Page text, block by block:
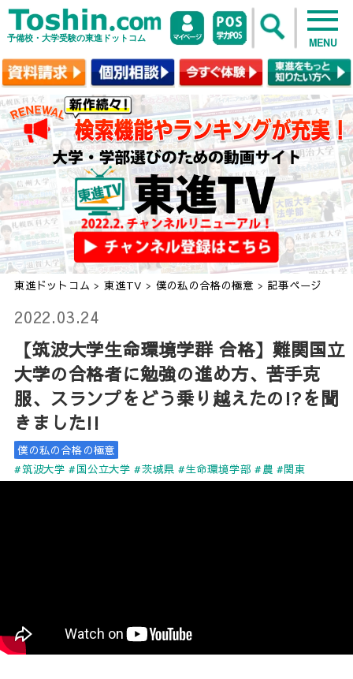
予備校・大学受験の東進ドットコム MENU
東進ドットコム > 東進TV > 僕の私の合格の極意 > 記事ページ
2022.03.24
【筑波大学生命環境学群 合格】難関国立
大学の合格者に勉強の進め方、苦手克
服、スランプをどう乗り越えたの!?を聞
きました!!
僕の私の合格の極意
#筑波大学 #国公立大学 #茨城県 #生命環境学部 #農 #関東